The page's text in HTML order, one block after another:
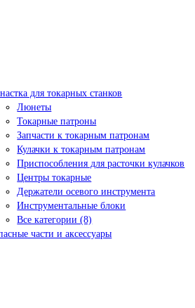
для токарных станков
Люнеты
Токарные патроны
Запчасти к токарным патронам
Кулачки к токарным патронам
Приспособления для расточки кулачков
Центры токарные
Держатели осевого инструмента
Инструментальные блоки
Все категории (8)
части и аксессуары